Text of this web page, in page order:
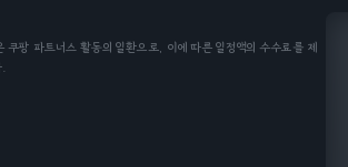
쿠팡 파트너스 활동의 일환으로, 이에 따른 일정액의 수수료를 제